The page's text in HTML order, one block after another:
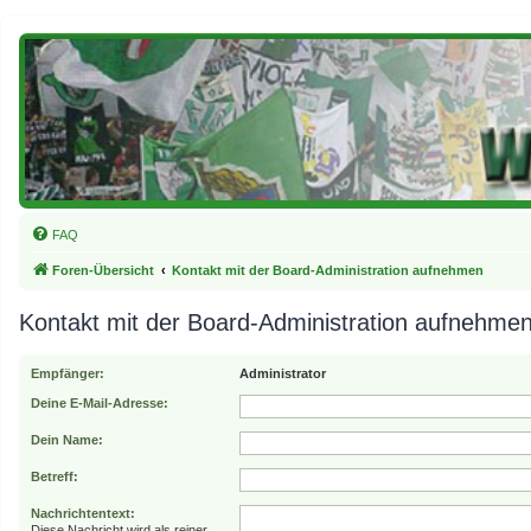
FAQ
Foren-Übersicht Kontakt mit der Board-Administration aufnehmen
Kontakt mit der Board-Administration
Empfänger: Administrator
Deine E-Mail-Adresse:
Dein Name:
Betreff:
Nachrichtentext: